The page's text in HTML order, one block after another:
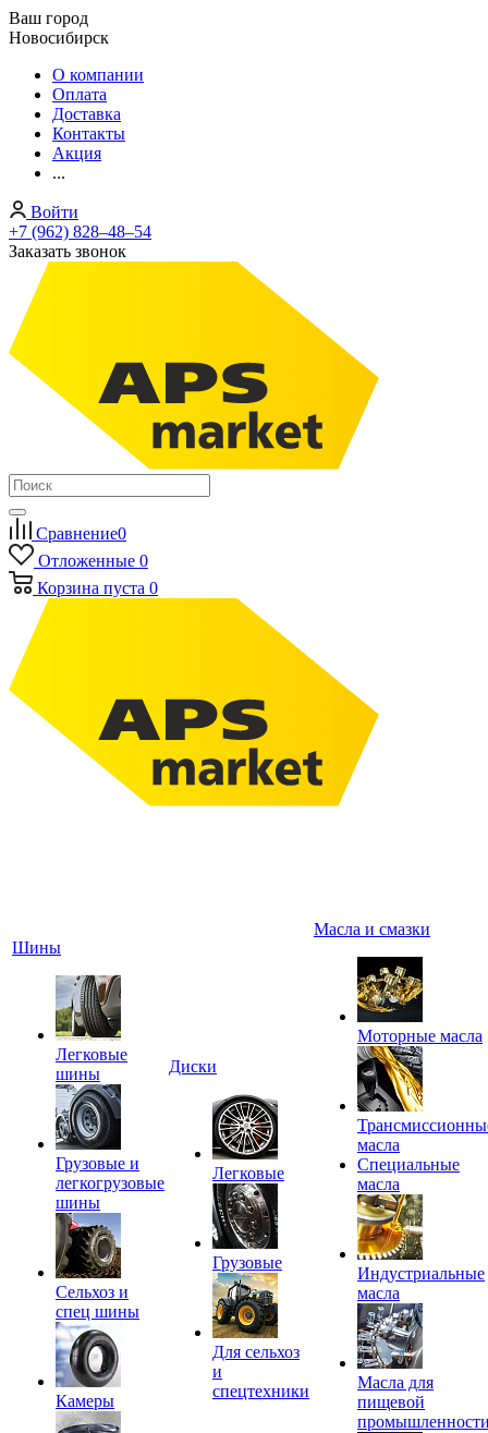
Ваш город
Новосибирск
О компании
Оплата
Доставка
Контакты
Акция
...
Войти
+7 (962) 828‒48‒54
Заказать звонок
Сравнение0
Отложенные 0
Корзина пуста 0
Шины
Легковые
шины
Грузовые и
легкогрузовые
шины
Сельхоз и
спец шины
Камеры
Диски
Легковые
Грузовые
Для сельхоз
и
спецтехники
Масла и смазки
Моторные масла
масла
Специальные
масла
Индустриальные
масла
Масла для
пищевой